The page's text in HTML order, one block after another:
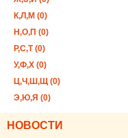
К,Л,М (0)
Н,О,П (0)
Р,С,Т (0)
У,Ф,Х (0)
Ц,Ч,Ш,Щ (0)
Э,Ю,Я (0)
НОВОСТИ